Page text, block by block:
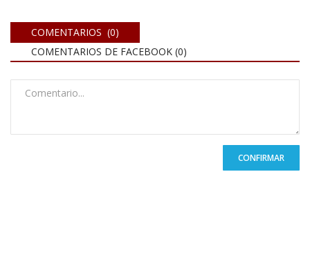
COMENTARIOS (0)
COMENTARIOS DE FACEBOOK (0)
CONFIRMAR